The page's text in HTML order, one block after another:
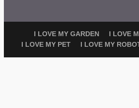
I LOVE MY GARDEN
I LOVE
I LOVE MY PET
I LOVE MY